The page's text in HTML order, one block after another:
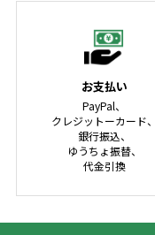
お支払い
PayPal、
クレジットーカード、
銀行振込、
ゆうちょ振替、
代金引換